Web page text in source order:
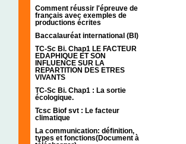
Comment réussir l'épreuve de
français avec exemples de
productions écrites
Baccalauréat international (BI)
TC-Sc Bi. Chap1 LE FACTEUR
EDAPHIQUE ET SON
INFLUENCE SUR LA
REPARTITION DES ETRES
VIVANTS
TC-Sc Bi. Chap1 : La sortie
écologique.
Tcsc Biof svt : Le facteur
climatique
La communication: définition,
types et fonctions(Document à